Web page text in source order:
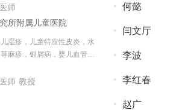
师
所附属儿童医院
湿疹，儿童特应性皮炎，水
麻疹，银屑病，婴儿血管
毛
师 教授
何懿
闫文厅
李波
李红春
赵广